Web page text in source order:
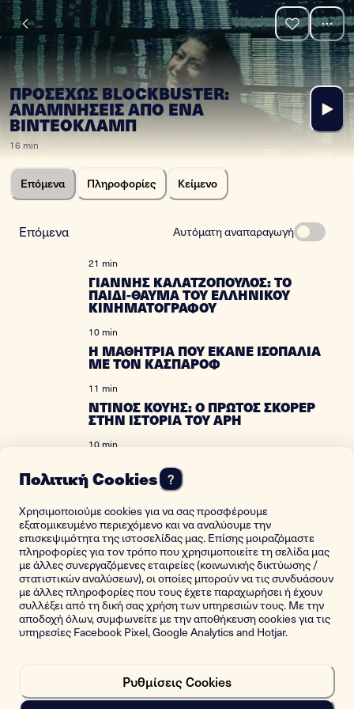
ΠΡΟΣΕΧΩΣ BLOCKBUSTER:
ΑΝΑΜΝΗΣΕΙΣ ΑΠΟ ΕΝΑ
ΒΙΝΤΕΟΚΛΑΜΠ
16 min
Επόμενα Πληροφορίες Κείμενο
Επόμενα Αυτόματη αναπαραγωγή
21 min
ΓΙΑΝΝΗΣ ΚΑΛΑΤΖΟΠΟΥΛΟΣ: ΤΟ
ΠΑΙΔΙ-ΘΑΥΜΑ ΤΟΥ ΕΛΛΗΝΙΚΟΥ
ΚΙΝΗΜΑΤΟΓΡΑΦΟΥ
10 min
Η ΜΑΘΗΤΡΙΑ ΠΟΥ ΕΚΑΝΕ ΙΣΟΠΑΛΙΑ
ΜΕ ΤΟΝ ΚΑΣΠΑΡΟΦ
11 min
ΝΤΙΝΟΣ ΚΟΥΗΣ: Ο ΠΡΩΤΟΣ ΣΚΟΡΕΡ
ΣΤΗΝ ΙΣΤΟΡΙΑ ΤΟΥ ΑΡΗ
10 min
ΓΙΩΡΓΟΣ ΜΑΤΣΚΑΡΗΣ: ΟΛΑ
ΜΠΟΡΟΥΝ ΝΑ ΓΙΝΟΥΝ ΣΤΟΝ ΧΟΡΟ
Η ΠΟΔΟΣΦΑΙΡΙΣΤΡΙΑ
9 min
ΑΓΝΩΣΤΟΣ Χ: ΕΝΑΣ ΡΑΔΙΟΠΕΙΡΑΤΗΣ
ΑΠΟ ΤΗΝ ΤΗΝΟ
8 min
ΒΑΓΓΕΛΗΣ ΧΑΤΖΗΣ: ΜΠΟΞΕΡ ΜΕ
ΕΝΑ ΧΕΡΙ
ΤΟ ΘΕΡΙΝΟ ΜΑΣ ΣΙΝΕΜΑ
14 min
Πολιτική Cookies ?
Χρησιμοποιούμε cookies για να σας προσφέρουμε
εξατομικευμένο περιεχόμενο και να αναλύουμε την
επισκεψιμότητα της ιστοσελίδας μας. Επίσης μοιραζόμαστε
πληροφορίες για τον τρόπο που χρησιμοποιείτε τη σελίδα μας
με άλλες συνεργαζόμενες εταιρείες (κοινωνικής δικτύωσης /
στατιστικών αναλύσεων), οι οποίες μπορούν να τις συνδυάσουν
με άλλες πληροφορίες που τους έχετε παραχωρήσει ή έχουν
συλλέξει από τη δική σας χρήση των υπηρεσιών τους. Με την
αποδοχή όλων, συμφωνείτε με την αποθήκευση cookies για τις
υπηρεσίες Facebook Pixel, Google Analytics and Hotjar.
Ρυθμίσεις Cookies